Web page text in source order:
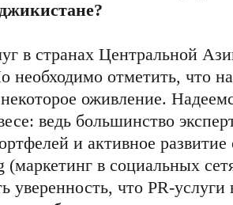
в странах Центральной
необходимо отметить, что
оживление.
ведь большинство
и активное развитие
(маркетинг в социальных
уверенность, что PR-